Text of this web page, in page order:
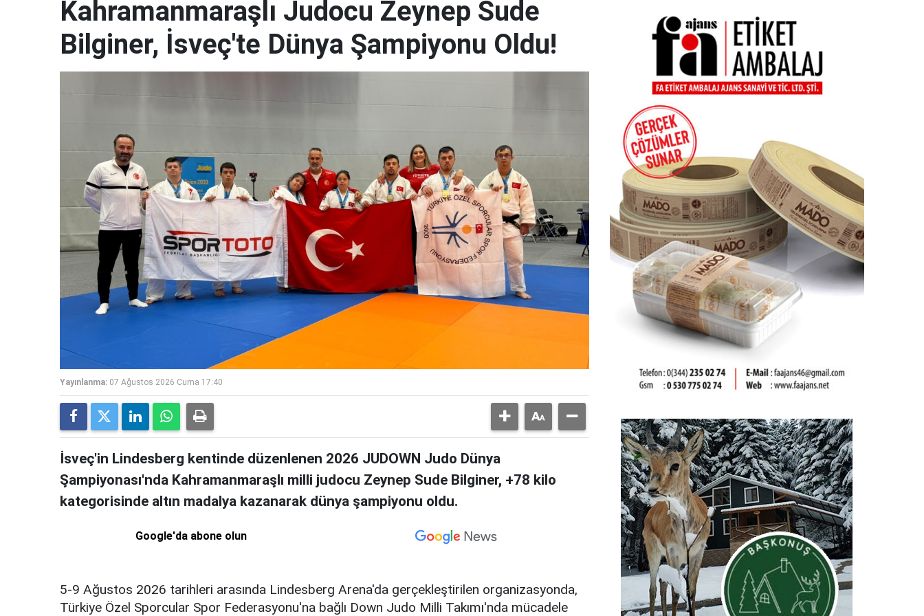
Kahramanmaraşlı Judocu Zeynep Sude
Bilginer, İsveç'te Dünya Şampiyonu Oldu!
Yayınlanma: 07 Ağustos 2026 Cuma 17:40
İsveç'in Lindesberg kentinde düzenlenen 2026 JUDOWN Judo Dünya
Şampiyonası'nda Kahramanmaraşlı milli judocu Zeynep Sude Bilginer, +78 kilo
kategorisinde altın madalya kazanarak dünya şampiyonu oldu.
Google'da abone olun
5-9 Ağustos 2026 tarihleri arasında Lindesberg Arena'da gerçekleştirilen organizasyonda,
Türkiye Özel Sporcular Spor Federasyonu'na bağlı Down Judo Milli Takımı'nda mücadele